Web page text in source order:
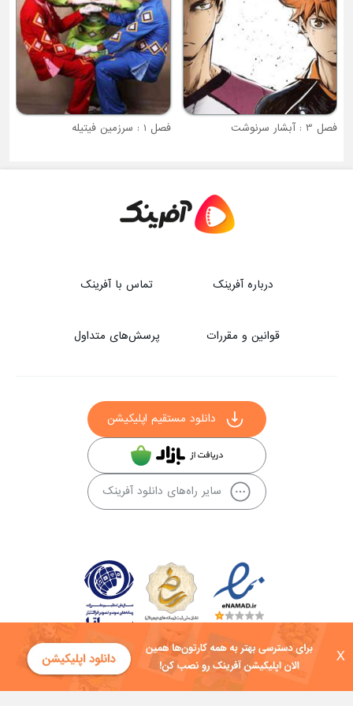
X
فصل 3 : آبشار سرنوشت فصل 1 : سرزمین فیتیله
درباره آفرینک تماس با آفرینک
قوانین و مقررات پرسش‌های متداول
دانلود مستقیم اپلیکیشن
سایر راه‌های دانلود آفرینک
کلیه حقوق این سایت به شرکت توسعه فناوی هفت آسمان توکان تعلق دارد و